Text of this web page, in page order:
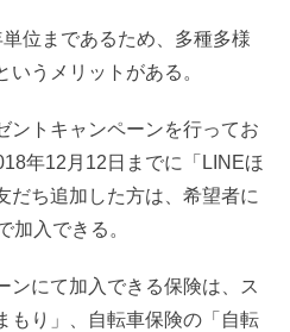
位まであるため、多種多様
うメリットがある。
ントキャンペーンを行ってお
年12月12日までに「LINEほ
だち追加した方は、希望者に
加入できる。
ンにて加入できる保険は、ス
もり」、自転車保険の「自転